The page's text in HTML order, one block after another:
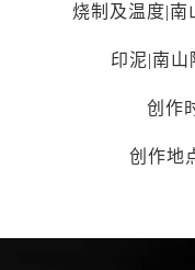
烧制及温度|
印泥|南山
创作
创作地